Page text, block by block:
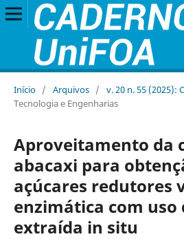
Início / Arquivos / v. 20 n. 55 (2025):
Tecnologia e Engenharias
Aproveitamento da
abacaxi para
açúcares redutores
enzimática com uso
extraída in situ